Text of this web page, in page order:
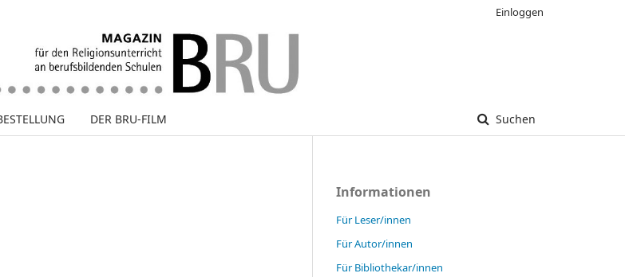
DER BRU-FILM Suchen
Einloggen
Informationen
Für Leser/innen
Für Autor/innen
Für Bibliothekar/innen